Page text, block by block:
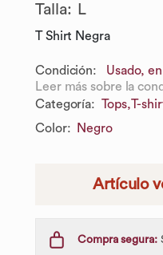
Talla: L
T Shirt Negra
Condición:
Usado,
Leer más sobre la
Categoría: Tops,T-
Color: Negro
Artículo
Compra segura: